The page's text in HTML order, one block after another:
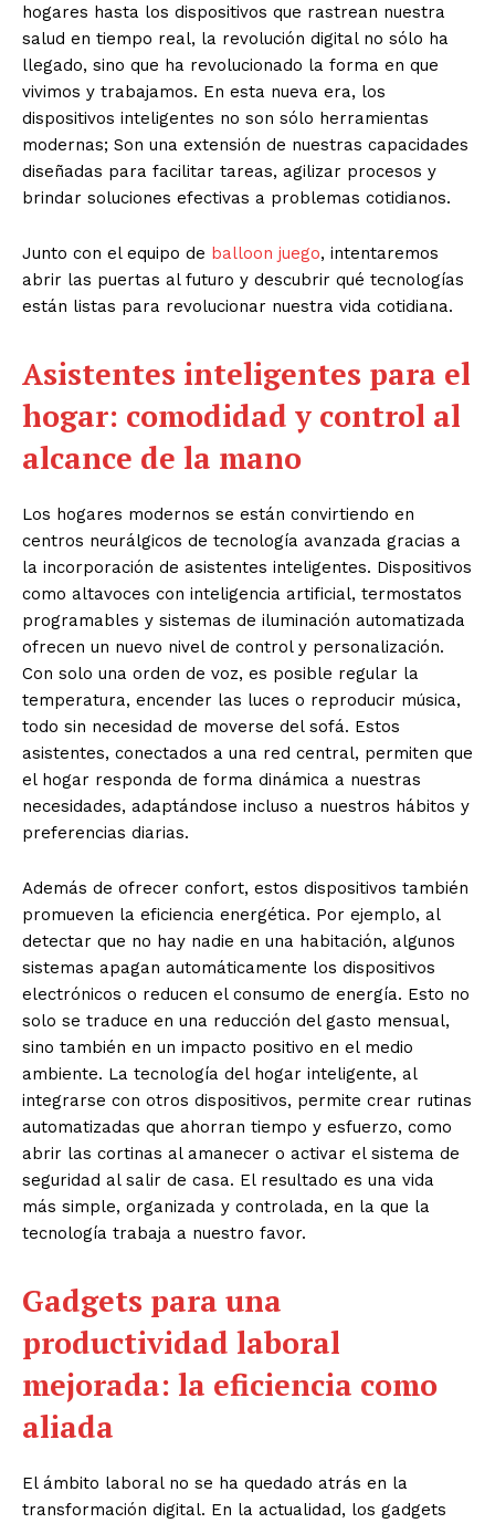
hogares hasta los dispositivos que rastrean nuestra
salud en tiempo real, la revolución digital no sólo ha
llegado, sino que ha revolucionado la forma en que
vivimos y trabajamos. En esta nueva era, los
dispositivos inteligentes no son sólo herramientas
modernas; Son una extensión de nuestras capacidades
diseñadas para facilitar tareas, agilizar procesos y
brindar soluciones efectivas a problemas cotidianos.
Junto con el equipo de balloon juego, intentaremos
abrir las puertas al futuro y descubrir qué tecnologías
están listas para revolucionar nuestra vida cotidiana.
Asistentes inteligentes para el
hogar: comodidad y control al
alcance de la mano
Los hogares modernos se están convirtiendo en
centros neurálgicos de tecnología avanzada gracias a
la incorporación de asistentes inteligentes. Dispositivos
como altavoces con inteligencia artificial, termostatos
programables y sistemas de iluminación automatizada
ofrecen un nuevo nivel de control y personalización.
Con solo una orden de voz, es posible regular la
temperatura, encender las luces o reproducir música,
todo sin necesidad de moverse del sofá. Estos
asistentes, conectados a una red central, permiten que
el hogar responda de forma dinámica a nuestras
necesidades, adaptándose incluso a nuestros hábitos y
preferencias diarias.
Además de ofrecer confort, estos dispositivos también
promueven la eficiencia energética. Por ejemplo, al
detectar que no hay nadie en una habitación, algunos
sistemas apagan automáticamente los dispositivos
electrónicos o reducen el consumo de energía. Esto no
solo se traduce en una reducción del gasto mensual,
sino también en un impacto positivo en el medio
ambiente. La tecnología del hogar inteligente, al
integrarse con otros dispositivos, permite crear rutinas
automatizadas que ahorran tiempo y esfuerzo, como
abrir las cortinas al amanecer o activar el sistema de
seguridad al salir de casa. El resultado es una vida
más simple, organizada y controlada, en la que la
tecnología trabaja a nuestro favor.
Gadgets para una
productividad laboral
mejorada: la eficiencia como
aliada
El ámbito laboral no se ha quedado atrás en la
transformación digital. En la actualidad, los gadgets